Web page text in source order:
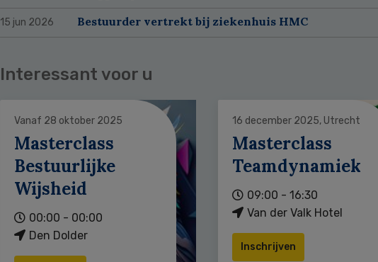
15 jun 2026 Bestuurder vertrekt bij ziekenhuis HMC
Interessant voor u
Vanaf 28 oktober 2025
Masterclass
Bestuurlijke
Wijsheid
00:00 - 00:00
Den Dolder
16 december 2025, Utrecht
Masterclass
Teamdynamiek
09:00 - 16:30
Van der Valk Hotel
Inschrijven